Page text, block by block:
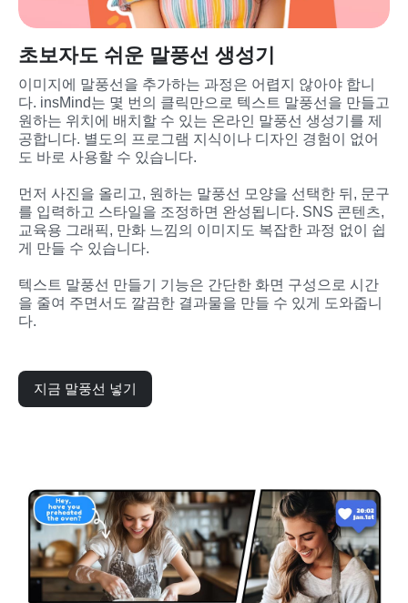
초보자도 쉬운 말풍선 생성기
이미지에 말풍선을 추가하는 과정은 어렵지 않아야 합니
다. insMind는 몇 번의 클릭만으로 텍스트 말풍선을 만들고
원하는 위치에 배치할 수 있는 온라인 말풍선 생성기를 제
공합니다. 별도의 프로그램 지식이나 디자인 경험이 없어
도 바로 사용할 수 있습니다.
먼저 사진을 올리고, 원하는 말풍선 모양을 선택한 뒤, 문구
를 입력하고 스타일을 조정하면 완성됩니다. SNS 콘텐츠,
교육용 그래픽, 만화 느낌의 이미지도 복잡한 과정 없이 쉽
게 만들 수 있습니다.
텍스트 말풍선 만들기 기능은 간단한 화면 구성으로 시간
을 줄여 주면서도 깔끔한 결과물을 만들 수 있게 도와줍니
다.
지금 말풍선 넣기